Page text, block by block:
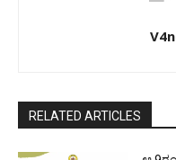
RELATED ARTICLES